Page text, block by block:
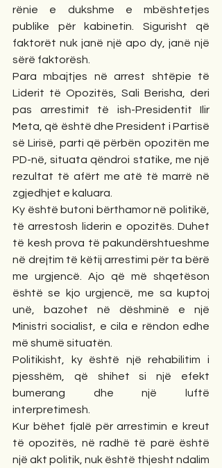
rënie e dukshme e mbështetjes
publike për kabinetin. Sigurisht që
faktorët nuk janë një apo dy, janë një
sërë faktorësh.
Para mbajtjes në arrest shtëpie të
Liderit të Opozitës, Sali Berisha, deri
pas arrestimit të ish-Presidentit Ilir
Meta, që është dhe President i Partisë
së Lirisë, parti që përbën opozitën me
PD-në, situata qëndroi statike, me një
rezultat të afërt me atë të marrë në
zgjedhjet e kaluara.
Ky është butoni bërthamor në politikë,
të arrestosh liderin e opozitës. Duhet
të kesh prova të pakundërshtueshme
në drejtim të këtij arrestimi për ta bërë
me urgjencë. Ajo që më shqetëson
është se kjo urgjencë, me sa kuptoj
unë, bazohet në dëshminë e një
Ministri socialist, e cila e rëndon edhe
më shumë situatën.
Politikisht, ky është një rehabilitim i
pjesshëm, që shihet si një efekt
bumerang dhe një luftë
interpretimesh.
Kur bëhet fjalë për arrestimin e kreut
të opozitës, në radhë të parë është
një akt politik, nuk është thjesht ndalim